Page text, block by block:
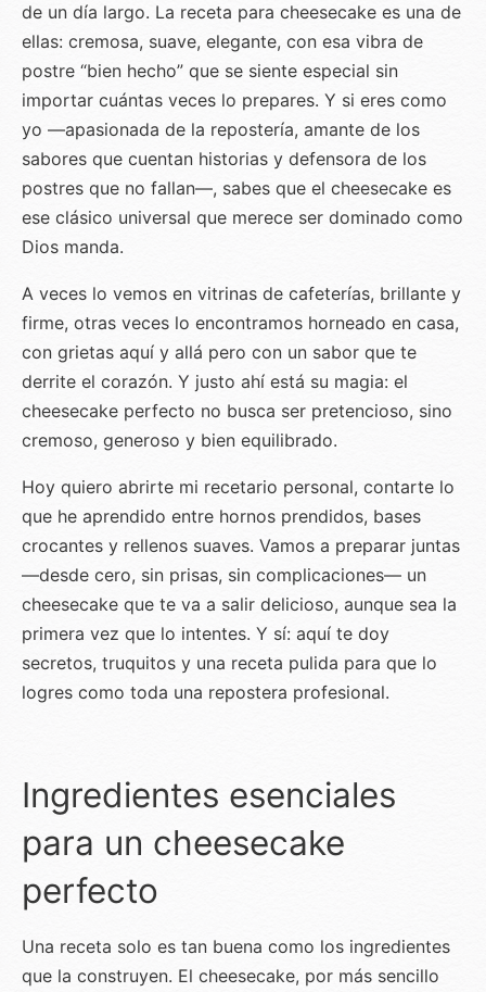
de un día largo. La receta para cheesecake es una de
ellas: cremosa, suave, elegante, con esa vibra de
postre “bien hecho” que se siente especial sin
importar cuántas veces lo prepares. Y si eres como
yo —apasionada de la repostería, amante de los
sabores que cuentan historias y defensora de los
postres que no fallan—, sabes que el cheesecake es
ese clásico universal que merece ser dominado como
Dios manda.
A veces lo vemos en vitrinas de cafeterías, brillante y
firme, otras veces lo encontramos horneado en casa,
con grietas aquí y allá pero con un sabor que te
derrite el corazón. Y justo ahí está su magia: el
cheesecake perfecto no busca ser pretencioso, sino
cremoso, generoso y bien equilibrado.
Hoy quiero abrirte mi recetario personal, contarte lo
que he aprendido entre hornos prendidos, bases
crocantes y rellenos suaves. Vamos a preparar juntas
—desde cero, sin prisas, sin complicaciones— un
cheesecake que te va a salir delicioso, aunque sea la
primera vez que lo intentes. Y sí: aquí te doy
secretos, truquitos y una receta pulida para que lo
logres como toda una repostera profesional.
Ingredientes esenciales
para un cheesecake
perfecto
Una receta solo es tan buena como los ingredientes
que la construyen. El cheesecake, por más sencillo